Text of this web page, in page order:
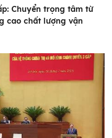
Chuyển trọng tâm từ
cao chất lượng vận